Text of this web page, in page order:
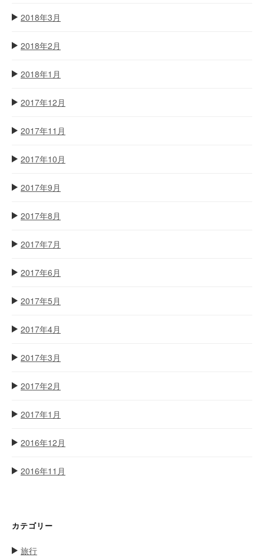
2018年3月
2018年2月
2018年1月
2017年12月
2017年11月
2017年10月
2017年9月
2017年8月
2017年7月
2017年6月
2017年5月
2017年4月
2017年3月
2017年2月
2017年1月
2016年12月
2016年11月
カテゴリー
旅行